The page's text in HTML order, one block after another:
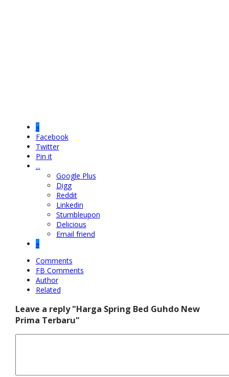
«
Facebook
Twitter
Pin it
...
Google Plus
Digg
Reddit
Linkedin
Stumbleupon
Delicious
Email friend
»
Comments
FB Comments
Author
Related
Leave a reply "Harga Spring Bed Guhdo New
Prima Terbaru"